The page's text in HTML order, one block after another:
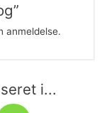
anmeldelse.
i...